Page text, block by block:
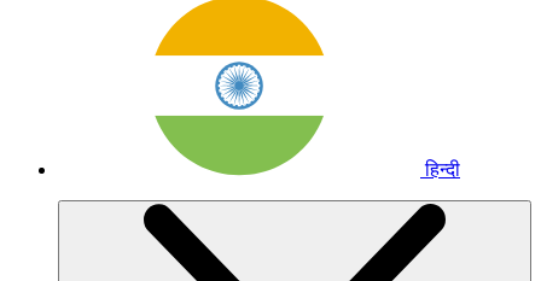
हिन्दी